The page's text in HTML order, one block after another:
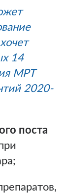
14
МРТ
2020-
поста